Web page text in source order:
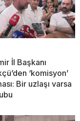
İl Başkanı
‘komisyon’
Bir uzlaşı varsa